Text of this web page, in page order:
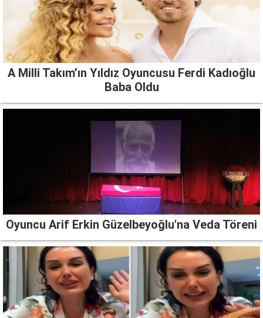
A Milli Takım’ın Yıldız Oyuncusu Ferdi Kadıoğlu
Baba Oldu
Oyuncu Arif Erkin Güzelbeyoğlu'na Veda Töreni